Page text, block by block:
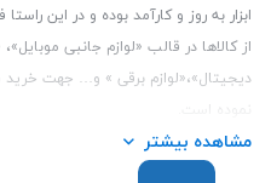
ابزار به روز و کارآمد بوده و در این
از کالاها در قالب «لوازم جانبی
دیجیتال»،«لوازم برقی » و… جهت
این فروشگاه تمام تلاش خود را نموده
عرضه نماید.
مشاهده بیشتر